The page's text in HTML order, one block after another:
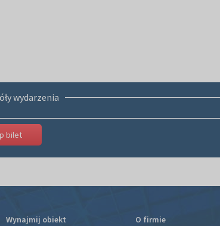
wydarzenia
bilet
Wynajmij obiekt O firmie